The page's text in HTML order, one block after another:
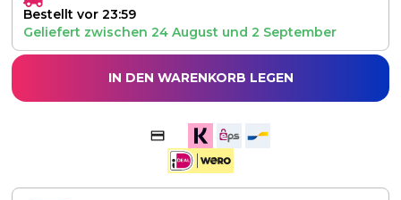
Bestellt vor 23:59
Geliefert zwischen 24 August und 2 September
IN DEN WARENKORB LEGEN